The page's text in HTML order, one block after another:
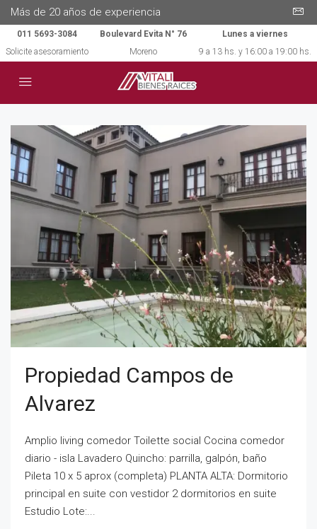
Más de 20 años de experiencia
011 5693-3084
Solicite asesoramiento
Boulevard Evita N° 76
Moreno
Lunes a viernes
9 a 13 hs. y 16:00 a 19:00 hs.
Propiedad Campos de
Alvarez
Amplio living comedor Toilette social Cocina comedor
diario - isla Lavadero Quincho: parrilla, galpón, baño
Pileta 10 x 5 aprox (completa) PLANTA ALTA: Dormitorio
principal en suite con vestidor 2 dormitorios en suite
Estudio Lote:...